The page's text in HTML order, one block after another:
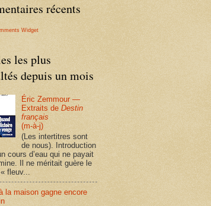
récents
Widget
les plus
depuis un mois
Éric Zemmour —
Extraits deDestin
français
(m-à-j)
(Les intertitres sont
de nous). Introduction
cours d’eau qui ne payait
Il ne méritait guère le
fleuv...
la maison gagne encore